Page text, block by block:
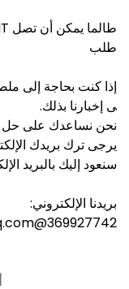
طلب
إذا كنت بحاجة إلى
ى إخبارنا بذلك.
نحن نساعدك على حل
يرجى ترك بريدك
سنعود إليك بالبريد
بريدنا الإلكتروني:
369927742@qq.com